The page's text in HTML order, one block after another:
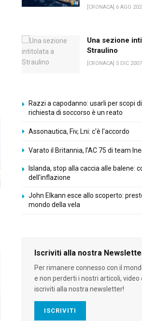
[CRONACA] 6 AGO
Una sezione
Straulino
[CRONACA] 5 DIC 2007
Razzi a capodanno: usarli per scopi
richiesta di soccorso è un reato
Assonautica, Fiv, Lni: c'è l'accordo
Varato il Britannia, l’AC 75 di team
Islanda, stop alla caccia alle balene:
dell'inflazione
John Elkann esce allo scoperto:
mondo della vela
Iscriviti alla nostra
Per rimanere connesso con il
e non perderti i nostri articoli, video
iscriviti alla nostra newsletter!
ISCRIVITI